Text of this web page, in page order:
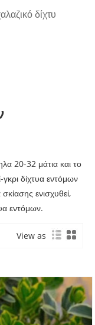
δίχτυ
20-32 μάτια και το
δίχτυα εντόμων
ενισχυθεί,
εντόμων.
View as